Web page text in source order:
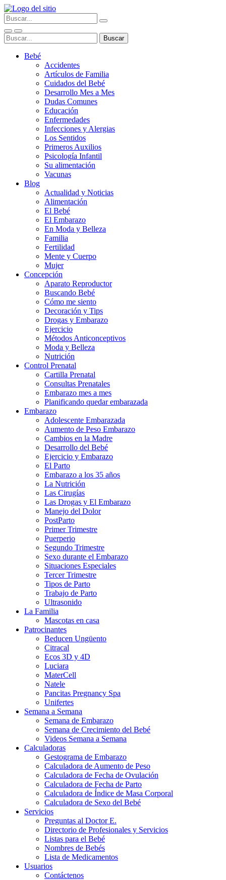
Bebé
Accidentes
Artículos de Familia
Cuidados del Bebé
Desarrollo Mes a Mes
Dudas Comunes
Educación
Enfermedades
Infecciones y Alergias
Los Sentidos
Primeros Auxilios
Psicología Infantil
Su alimentación
Vacunas
Blog
Actualidad y Noticias
Alimentación
El Bebé
El Embarazo
En Moda y Belleza
Familia
Fertilidad
Mente y Cuerpo
Mujer
Concepción
Aparato Reproductor
Buscando Bebé
Cómo me siento
Decoración y Tips
Drogas y Embarazo
Ejercicio
Métodos Anticonceptivos
Moda y Belleza
Nutrición
Control Prenatal
Cartilla Prenatal
Consultas Prenatales
Embarazo mes a mes
Planificando quedar embarazada
Embarazo
Adolescente Embarazada
Aumento de Peso Embarazo
Cambios en la Madre
Desarrollo del Bebé
Ejercicio y Embarazo
El Parto
Embarazo a los 35 años
La Nutrición
Las Cirugías
Las Drogas y El Embarazo
Manejo del Dolor
PostParto
Primer Trimestre
Puerperio
Segundo Trimestre
Sexo durante el Embarazo
Situaciones Especiales
Tercer Trimestre
Tipos de Parto
Trabajo de Parto
Ultrasonido
La Familia
Mascotas en casa
Patrocinantes
Beducen Ungüento
Citracal
Ecos 3D y 4D
Luciara
MaterCell
Natele
Pancitas Pregnancy Spa
Unifertes
Semana a Semana
Semana de Embarazo
Semana de Crecimiento del Bebé
Videos Semana a Semana
Calculadoras
Gestograma de Embarazo
Calculadora de Aumento de Peso
Calculadora de Fecha de Ovulación
Calculadora de Fecha de Parto
Calculadora de Índice de Masa Corporal
Calculadora de Sexo del Bebé
Servicios
Preguntas al Doctor E.
Directorio de Profesionales y Servicios
Listas para el Bebé
Nombres de Bebés
Lista de Medicamentos
Usuarios
Contáctenos